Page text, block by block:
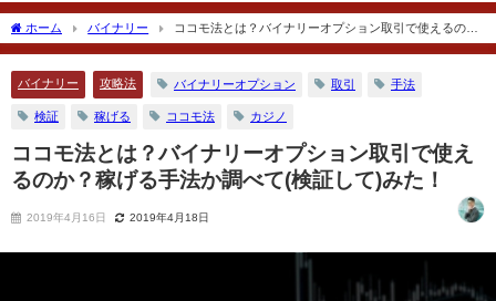
ホーム バイナリー
ココモ法とは？バイナリーオプション取引で使えるの
か？稼げる手法か調べて(検証して)みた！
バイナリー 攻略法 バイナリーオプション 取引 手法
検証 稼げる ココモ法 カジノ
ココモ法とは？バイナリーオプション取引で使え
るのか？稼げる手法か調べて(検証して)みた！
2019年4月16日 2019年4月18日